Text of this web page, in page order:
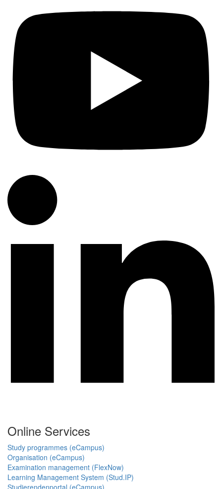
Online Services
Study programmes (eCampus)
Organisation (eCampus)
Examination management (FlexNow)
Learning Management System (Stud.IP)
Studierendenportal (eCampus)